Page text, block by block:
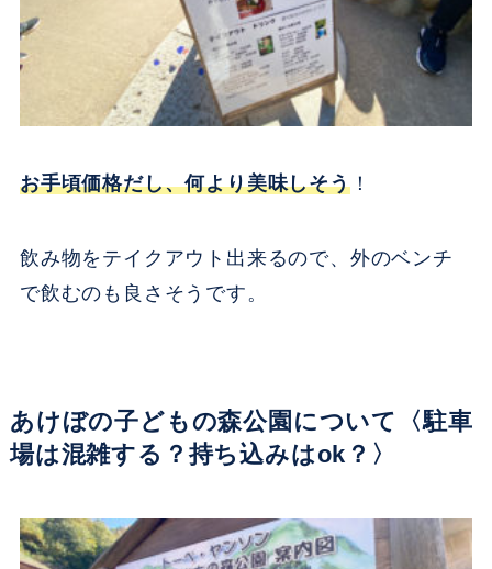
お手頃価格だし、何より美味しそう！
飲み物をテイクアウト出来るので、外のベンチ
で飲むのも良さそうです。
あけぼの子どもの森公園について〈駐車
場は混雑する？持ち込みはok？〉